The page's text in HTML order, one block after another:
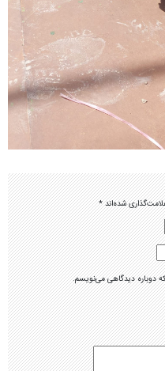
شده‌اند*
دوباره دیدگاهی می‌نویسم.